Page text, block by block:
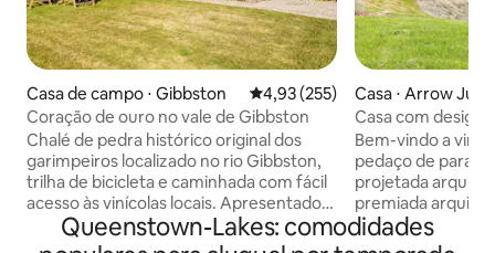
Casa de campo ⋅ Gibbston 4,93 de uma avaliação média de
4,93 (255)
Coração de ouro no vale de Gibbston
Chalé de pedra histórico original dos
garimpeiros localizado no rio Gibbston,
trilha de bicicleta e caminhada com fácil
acesso às vinícolas locais. Apresentado
na última edição do guia NZ Lonely
Planet - Esta premiada e belamente
Casa ⋅ Arrow
Casa com design
Bem-vindo a vir e
pedaço de
projetada
premiada
está aninhada
xisto expostas
Queenstown-Lakes: comodidades